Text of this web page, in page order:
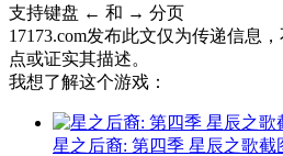
支持键盘 ← 和 → 分页
17173.com发布此文仅为传递信息
点或证实其描述。
我想了解这个游戏：
星之后裔: 第四季 星辰之歌截